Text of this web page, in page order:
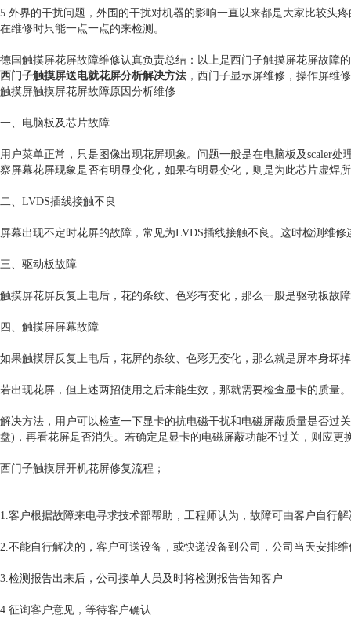
5.外界的干扰问题，外围的干扰对机器的影响一直以来都是大家比较头
在维修时只能一点一点的来检测。
德国触摸屏花屏故障维修认真负责总结：以上是西门子触摸屏花屏故障
西门子触摸屏送电就花屏分析解决方法 ，西门子显示屏维修，操作屏维
触摸屏触摸屏花屏故障原因分析维修
一、电脑板及芯片故障
用户菜单正常，只是图像出现花屏现象。问题一般是在电脑板及scaler
察屏幕花屏现象是否有明显变化，如果有明显变化，则是为此芯片虚焊
二、LVDS插线接触不良
屏幕出现不定时花屏的故障，常见为LVDS插线接触不良。这时检测维修
三、驱动板故障
触摸屏花屏反复上电后，花的条纹、色彩有变化，那么一般是驱动板故
四、触摸屏屏幕故障
如果触摸屏反复上电后，花屏的条纹、色彩无变化，那么就是屏本身坏
若出现花屏，但上述两招使用之后未能生效，那就需要检查显卡的质量。
解决方法，用户可以检查一下显卡的抗电磁干扰和电磁屏蔽质量是否过
盘)，再看花屏是否消失。若确定是显卡的电磁屏蔽功能不过关，则应更
西门子触摸屏开机花屏修复流程；
1.客户根据故障来电寻求技术部帮助，工程师认为，故障可由客户自行
2.不能自行解决的，客户可送设备，或快递设备到公司，公司当天安排
3.检测报告出来后，公司接单人员及时将检测报告告知客户
4.征询客户意见，等待客户确认...